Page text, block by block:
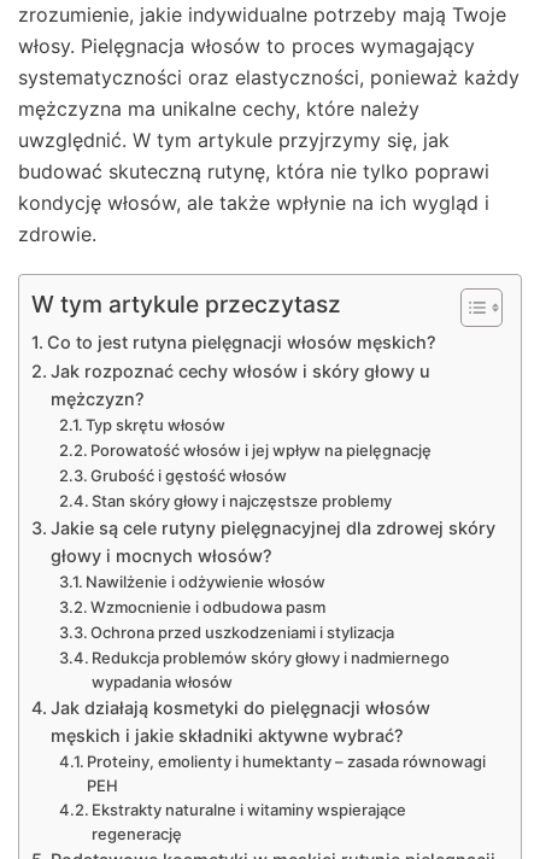
zrozumienie, jakie indywidualne potrzeby mają Twoje
włosy. Pielęgnacja włosów to proces wymagający
systematyczności oraz elastyczności, ponieważ każdy
mężczyzna ma unikalne cechy, które należy
uwzględnić. W tym artykule przyjrzymy się, jak
budować skuteczną rutynę, która nie tylko poprawi
kondycję włosów, ale także wpłynie na ich wygląd i
zdrowie.
W tym artykule przeczytasz
Co to jest rutyna pielęgnacji włosów męskich?
Jak rozpoznać cechy włosów i skóry głowy u
mężczyzn?
Typ skrętu włosów
Porowatość włosów i jej wpływ na pielęgnację
Grubość i gęstość włosów
Stan skóry głowy i najczęstsze problemy
Jakie są cele rutyny pielęgnacyjnej dla zdrowej skóry
głowy i mocnych włosów?
Nawilżenie i odżywienie włosów
Wzmocnienie i odbudowa pasm
Ochrona przed uszkodzeniami i stylizacja
Redukcja problemów skóry głowy i nadmiernego
wypadania włosów
Jak działają kosmetyki do pielęgnacji włosów
męskich i jakie składniki aktywne wybrać?
Proteiny, emolienty i humektanty – zasada równowagi
PEH
Ekstrakty naturalne i witaminy wspierające
regenerację